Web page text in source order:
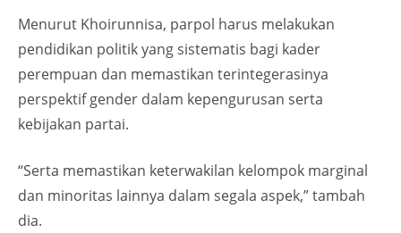
Menurut Khoirunnisa, parpol harus melakukan
pendidikan politik yang sistematis bagi kader
perempuan dan memastikan terintegerasinya
perspektif gender dalam kepengurusan serta
kebijakan partai.
“Serta memastikan keterwakilan kelompok marginal
dan minoritas lainnya dalam segala aspek,” tambah
dia.